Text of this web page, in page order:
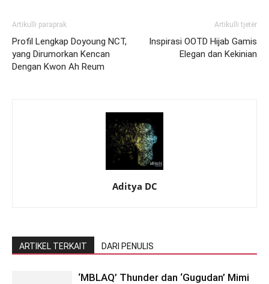
Artikulli paraprak
Profil Lengkap Doyoung NCT,
yang Dirumorkan Kencan
Dengan Kwon Ah Reum
Artikulli tjetër
Inspirasi OOTD Hijab Gamis
Elegan dan Kekinian
Aditya DC
ARTIKEL TERKAIT DARI PENULIS
‘MBLAQ’ Thunder dan ‘Gugudan’ Mimi